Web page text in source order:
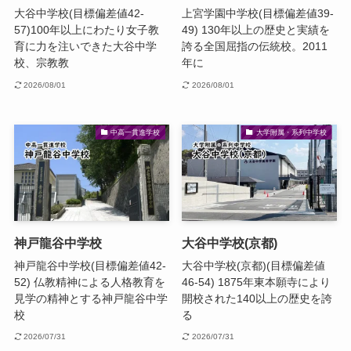
大谷中学校(目標偏差値42-
57)100年以上にわたり女子教
育に力を注いできた大谷中学
校、宗教教
2026/08/01
上宮学園中学校(目標偏差値39-
49) 130年以上の歴史と実績を
誇る全国屈指の伝統校。2011
年に
2026/08/01
中高一貫進学校
神戸龍谷中学校
神戸龍谷中学校(目標偏差値42-
52) 仏教精神による人格教育を
見学の精神とする神戸龍谷中学
校
2026/07/31
大学附属・系列中学校
大谷中学校(京都)
大谷中学校(京都)(目標偏差値
46-54) 1875年東本願寺により
開校された140以上の歴史を誇
る
2026/07/31